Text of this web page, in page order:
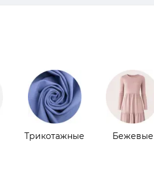
Трикотажные Бежевые